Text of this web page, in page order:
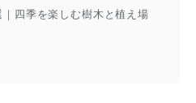
四季を楽しむ樹木と植え場